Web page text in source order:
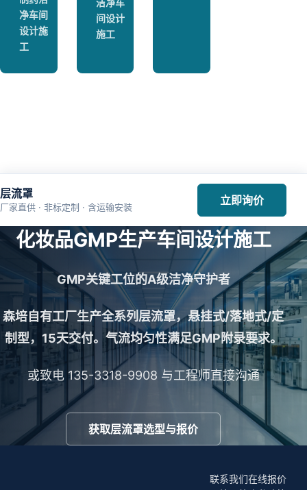
净车间
设计施
工
洁净车
间设计
施工
层流罩
厂家直供 · 非标定制 · 含运输安装 立即询价
化妆品GMP生产车间设计施工
GMP关键工位的A级洁净守护者
森培自有工厂生产全系列层流罩，悬挂式/落地式/定
制型，15天交付。气流均匀性满足GMP附录要求。
或致电 135-3318-9908 与工程师直接沟通
获取层流罩选型与报价
联系我们在线报价